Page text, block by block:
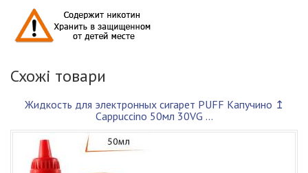
Схожі товари
Жидкость для электронных сигарет PUFF Капучино ↥
Cappuccino 50мл 30VG ...